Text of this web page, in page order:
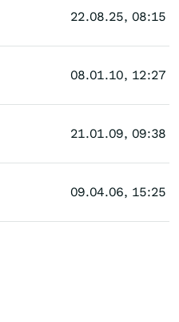
22.08.25, 08:15
08.01.10, 12:27
21.01.09, 09:38
09.04.06, 15:25